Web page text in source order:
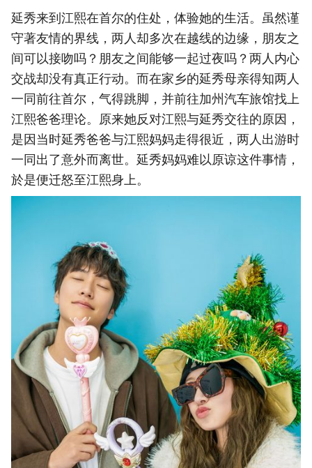
延秀来到江熙在首尔的住处，体验她的生活。虽然谨
守著友情的界线，两人却多次在越线的边缘，朋友之
间可以接吻吗？朋友之间能够一起过夜吗？两人内心
交战却没有真正行动。而在家乡的延秀母亲得知两人
一同前往首尔，气得跳脚，并前往加州汽车旅馆找上
江熙爸爸理论。原来她反对江熙与延秀交往的原因，
是因当时延秀爸爸与江熙妈妈走得很近，两人出游时
一同出了意外而离世。延秀妈妈难以原谅这件事情，
於是便迁怒至江熙身上。